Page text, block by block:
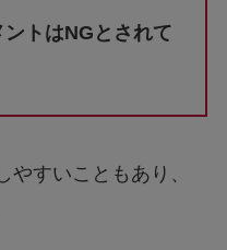
トはNGとされて
すいこともあり、